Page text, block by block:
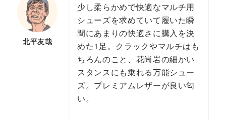
北平友哉
少し柔らかめで快適なマルチ用
シューズを求めていて履いた瞬
間にあまりの快適さに購入を決
めた1足。クラックやマルチはも
ちろんのこと、花崗岩の細かい
スタンスにも乗れる万能シュー
ズ。プレミアムレザーが良い匂
い。